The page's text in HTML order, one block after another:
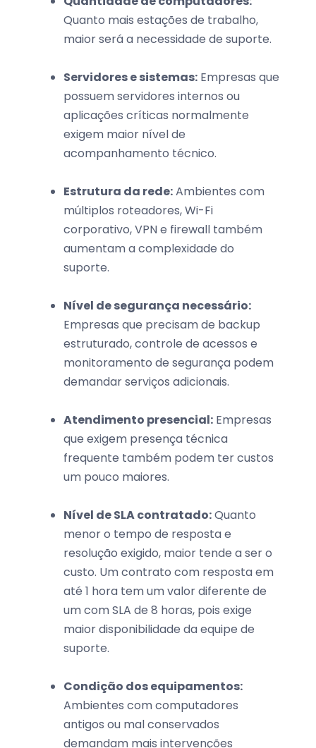
Quanto mais estações de trabalho,
maior será a necessidade de suporte.
Servidores e sistemas: Empresas que
possuem servidores internos ou
aplicações críticas normalmente
exigem maior nível de
acompanhamento técnico.
Estrutura da rede:Ambientes com
múltiplos roteadores, Wi-Fi
corporativo, VPN e firewall também
aumentam a complexidade do
suporte.
Nível de segurança necessário:
Empresas que precisam de backup
estruturado, controle de acessos e
monitoramento de segurança podem
demandar serviços adicionais.
Atendimento presencial: Empresas
que exigem presença técnica
frequente também podem ter custos
um pouco maiores.
Nível de SLA contratado:Quanto
menor o tempo de resposta e
resolução exigido, maior tende a ser o
custo. Um contrato com resposta em
até 1 hora tem um valor diferente de
um com SLA de 8 horas, pois exige
maior disponibilidade da equipe de
suporte.
Condição dos equipamentos:
Ambientes com computadores
antigos ou mal conservados
demandam mais intervenções